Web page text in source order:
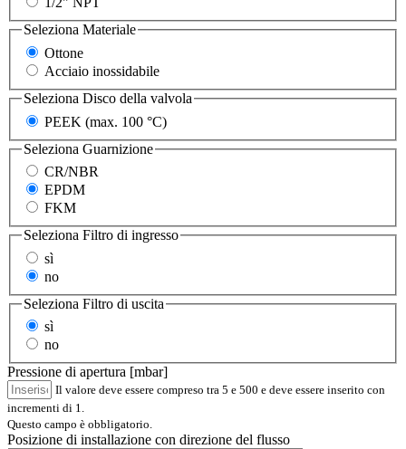
Seleziona Materiale
Ottone
Acciaio inossidabile
Seleziona Disco della valvola
PEEK (max. 100 °C)
Seleziona Guarnizione
CR/NBR
EPDM
FKM
Seleziona Filtro di ingresso
sì
no
Seleziona Filtro di uscita
sì
no
Pressione di apertura [mbar]
Il valore deve essere compreso tra 5 e 500 e deve essere inserito con
incrementi di 1.
Questo campo è obbligatorio.
Posizione di installazione con direzione del flusso